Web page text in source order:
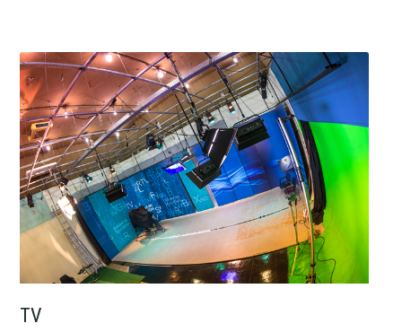
TV